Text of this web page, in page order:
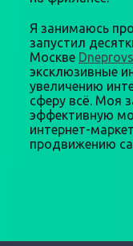
Я занимаюсь
запустил
Москве
эксклюзивные
увеличению
сферу всё. Моя
эффективную
интернет-
продвижению